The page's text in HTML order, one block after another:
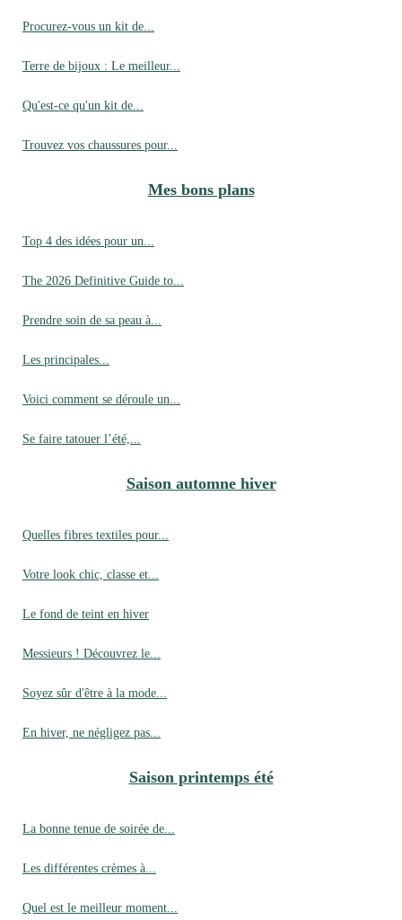
Procurez-vous un kit de...
Terre de bijoux : Le meilleur...
Qu'est-ce qu'un kit de...
Trouvez vos chaussures pour...
Mes bons plans
Top 4 des idées pour un...
The 2026 Definitive Guide to...
Prendre soin de sa peau à...
Les principales...
Voici comment se déroule un...
Se faire tatouer l’été,...
Saison automne hiver
Quelles fibres textiles pour...
Votre look chic, classe et...
Le fond de teint en hiver
Messieurs ! Découvrez le...
Soyez sûr d'être à la mode...
En hiver, ne négligez pas...
Saison printemps été
La bonne tenue de soirée de...
Les différentes crèmes à...
Quel est le meilleur moment...